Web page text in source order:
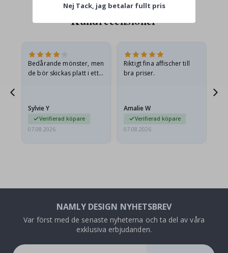
Kundrecensioner
Bedårande mönster, men
de bör skickas platt i ett
Sylvie Y
Verifierad köpare
07.08.2026
Riktigt fina affischer till
bra priser.
Amalie W
Verifierad köpare
07.08.2026
NAMLY DESIGN NYHETSBREV
Var först med de senaste nyheterna och ta del av våra
exklusiva erbjudanden.
Nej Tack, jag betalar fullt pris